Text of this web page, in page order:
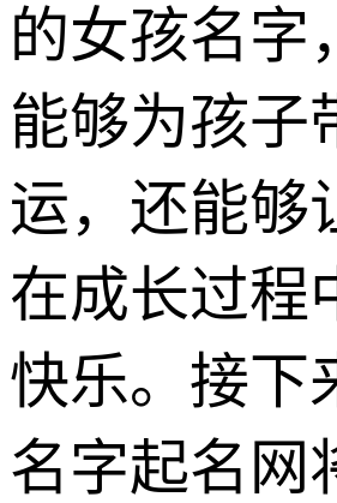
的女孩名字
能够为孩子
运，还能够
在成长过程
快乐。接下
名字起名网